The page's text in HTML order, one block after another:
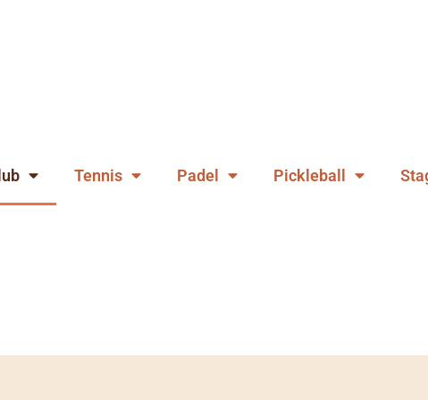
Tennis Padel Pickleball